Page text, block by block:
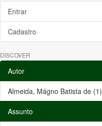
Entrar
Cadastro
DISCOVER
Autor
Almeida, Mágno Batista de (1)
Assunto